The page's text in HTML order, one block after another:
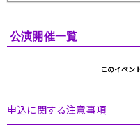
公演開催一覧
このイベン
申込に関する注意事項